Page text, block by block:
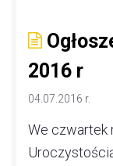
2016 r
04.07.2016 r.
We czwartek